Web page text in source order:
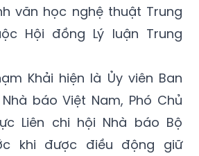
văn học nghệ thuật Trung
Hội đồng Lý luận Trung
Khải hiện là Ủy viên Ban
báo Việt Nam, Phó Chủ
Liên chi hội Nhà báo Bộ
khi được điều động giữ